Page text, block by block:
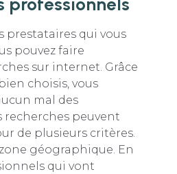
prestataires qui vous
pouvez faire
sur internet. Grâce
choisis, vous
mal des
recherches peuvent
de plusieurs critères.
géographique. En
qui vont